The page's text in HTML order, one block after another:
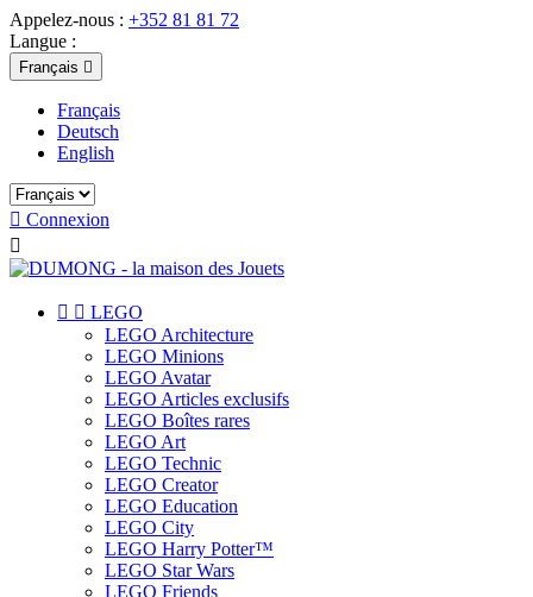
Appelez-nous : +352 81 81 72
Langue :
Français 
Français
Deutsch
English
 Connexion

  LEGO
LEGO Architecture
LEGO Minions
LEGO Avatar
LEGO Articles exclusifs
LEGO Boîtes rares
LEGO Art
LEGO Technic
LEGO Creator
LEGO Education
LEGO City
LEGO Harry Potter™
LEGO Star Wars
LEGO Friends